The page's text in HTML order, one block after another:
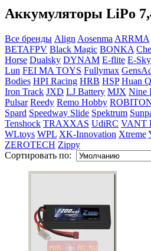
Аккумуляторы LiPo
Все бренды Align Aosenma ARRMA
BETAFPV Black Magic BONKA
Horse Dualsky DYNAM E-flite E-Sky
Lun FEI MA TOYS Fullymax
Bodies HPI Racing HRB HSP Huan
Iron Track JXD LJ Battery MJX Nine
Pulsar Reedy Remo Hobby
Spard Speedway Slide Spektrum
Tenshock TRAXXAS UdiRC VANT
WLtoys WPL XK-Innovation Xtreme
ZEROTECH Zippy
Сортировать по: